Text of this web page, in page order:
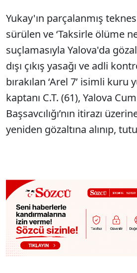
Yukay'ın parçalanmış
sürülen ve ‘Taksirle ölüme
suçlamasıyla Yalova'da
dışı çıkış yasağı ve adli
bırakılan ‘Arel 7’ isimli
kaptanı C.T. (61), Yalova
Başsavcılığı’nın itirazı
yeniden gözaltına alınıp,